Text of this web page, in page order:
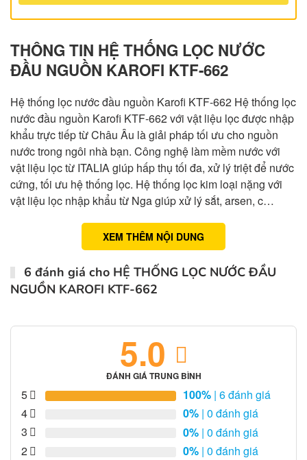
THÔNG TIN HỆ THỐNG LỌC NƯỚC
ĐẦU NGUỒN KAROFI KTF-662
Hệ thống lọc nước đầu nguồn Karofi KTF-662 Hệ thống lọc
nước đầu nguồn Karofi KTF-662 với vật liệu lọc được nhập
khẩu trực tiếp từ Châu Âu là giải pháp tối ưu cho nguồn
nước trong ngôi nhà bạn. Công nghệ làm mềm nước với
vật liệu lọc từ ITALIA giúp hấp thụ tối đa, xử lý triệt để nước
cứng, tối ưu hệ thống lọc. Hệ thống lọc kim loại nặng với
vật liệu lọc nhập khẩu từ Nga giúp xử lý sắt, arsen, c…
XEM THÊM NỘI DUNG
6 đánh giá cho HỆ THỐNG LỌC NƯỚC ĐẦU
NGUỒN KAROFI KTF-662
5.0
ĐÁNH GIÁ TRUNG BÌNH
5 100% | 6 đánh giá
4
0% | 0 đánh giá
3
0% | 0 đánh giá
2
0% | 0 đánh giá